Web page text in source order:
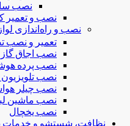
نصب
نصب و تعمیر
نصب و راه‌اندازی
تعمیر و نصب
نصب اجاق گاز
نصب پرده
نصب تلویزیون
نصب چیلر
نصب ماشین
نصب یخچال
نظافت، شستشو و خدمات